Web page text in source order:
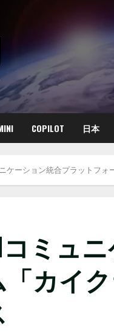
COPILOT 日本
ケーション統合プラットフ
ミュ
「カイ